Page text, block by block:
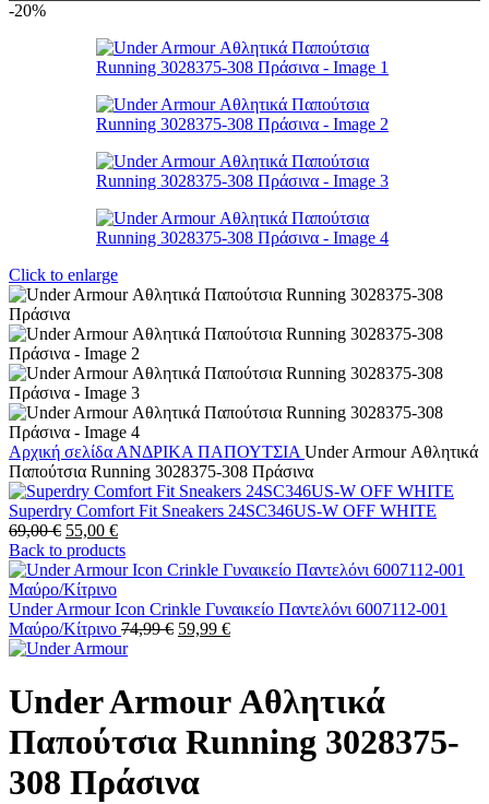
-20%
Click to enlarge
Αρχική σελίδα ΑΝΔΡΙΚΑ ΠΑΠΟΥΤΣΙΑ Under Armour Αθλητικά
Παπούτσια Running 3028375-308 Πράσινα
Superdry Comfort Fit Sneakers 24SC346US-W OFF WHITE
69,00€ Original
price
was:
69,00 €.
55,00 €Η
τρέχουσα
τιμή
55,00 €.
Back to products
Under Armour Icon Crinkle Γυναικείο Παντελόνι 6007112-001
Μαύρο/Κίτρινο 74,99€ Original
59,99 €Η
είναι:
59,99 €.
Under Armour Αθλητικά
Παπούτσια Running 3028375-
308 Πράσινα